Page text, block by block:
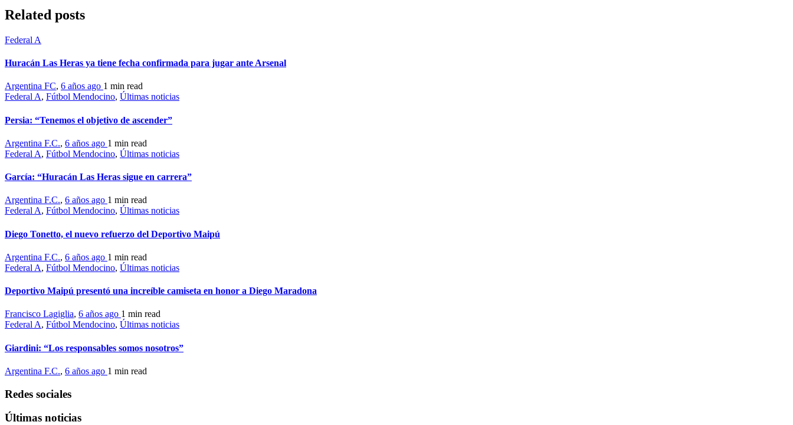
Related posts
Federal A
Huracán Las Heras ya tiene fecha confirmada para jugar ante Arsenal
Argentina FC, 6 años ago 1 min read
Federal A, Fútbol Mendocino, Últimas noticias
Persia: “Tenemos el objetivo de ascender”
Argentina F.C., 6 años ago 1 min read
Federal A, Fútbol Mendocino, Últimas noticias
García: “Huracán Las Heras sigue en carrera”
Argentina F.C., 6 años ago 1 min read
Federal A, Fútbol Mendocino, Últimas noticias
Diego Tonetto, el nuevo refuerzo del Deportivo Maipú
Argentina F.C., 6 años ago 1 min read
Federal A, Fútbol Mendocino, Últimas noticias
Deportivo Maipú presentó una increíble camiseta en honor a Diego Maradona
Francisco Lagiglia, 6 años ago 1 min read
Federal A, Fútbol Mendocino, Últimas noticias
Giardini: “Los responsables somos nosotros”
Argentina F.C., 6 años ago 1 min read
Redes sociales
Últimas noticias